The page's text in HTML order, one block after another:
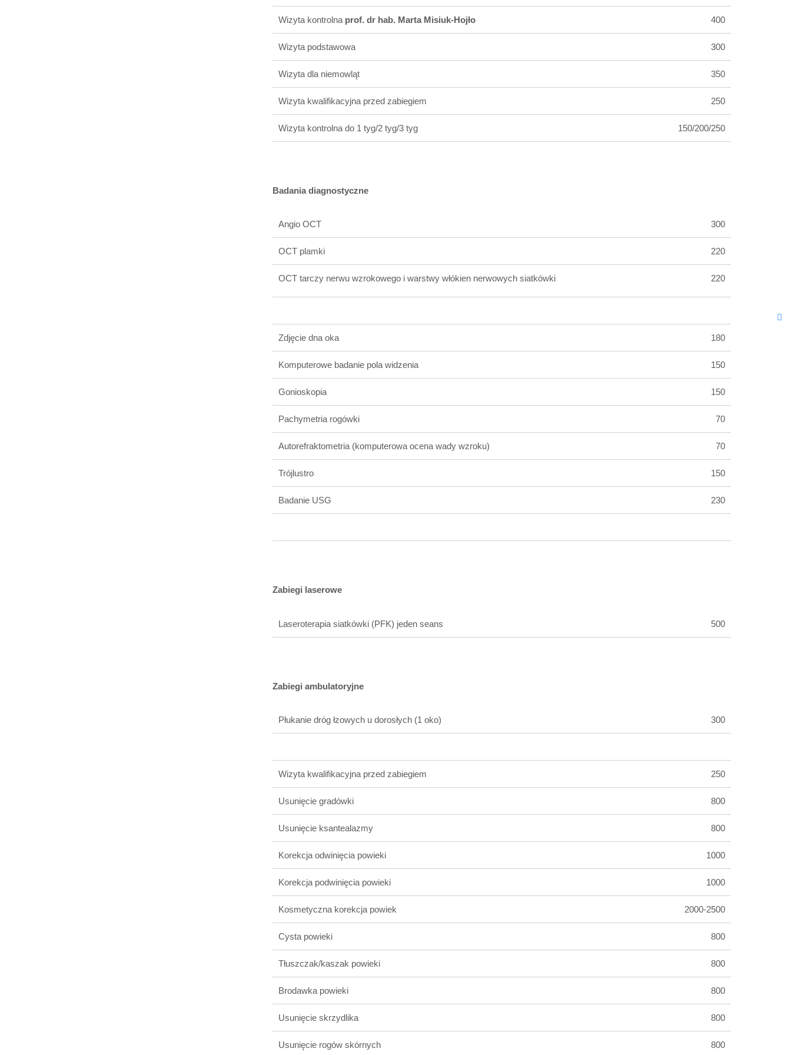
Wizyta kontrolna prof. dr hab. Marta Misiuk-Hojło 400
Wizyta podstawowa 300
Wizyta dla niemowląt 350
Wizyta kwalifikacyjna przed zabiegiem 250
Wizyta kontrolna do 1 tyg/2 tyg/3 tyg 150/200/250
Badania diagnostyczne
Angio OCT 300
OCT plamki 220
OCT tarczy nerwu wzrokowego i warstwy włókien nerwowych siatkówki 220
Zdjęcie dna oka 180
Komputerowe badanie pola widzenia 150
Gonioskopia 150
Pachymetria rogówki 70
Autorefraktometria (komputerowa ocena wady wzroku) 70
Trójlustro 150
Badanie USG 230
Zabiegi laserowe
Laseroterapia siatkówki (PFK) jeden seans 500
Zabiegi ambulatoryjne
Płukanie dróg łzowych u dorosłych (1 oko) 300
Wizyta kwalifikacyjna przed zabiegiem 250
Usunięcie gradówki 800
Usunięcie ksantealazmy 800
Korekcja odwinięcia powieki 1000
Korekcja podwinięcia powieki 1000
Kosmetyczna korekcja powiek 2000-2500
Cysta powieki 800
Tłuszczak/kaszak powieki 800
Brodawka powieki 800
Usunięcie skrzydlika 800
Usunięcie rogów skórnych 800